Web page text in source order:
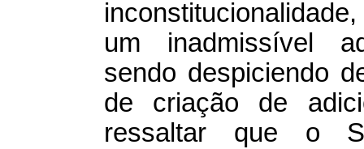
um inadmissível
sendo despiciendo
de criação de
ressaltar que o